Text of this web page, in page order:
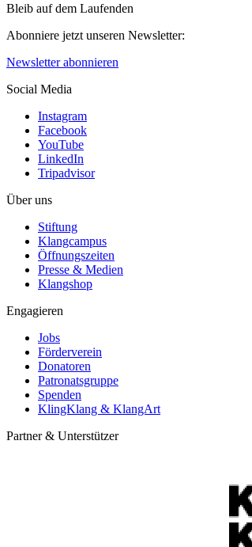
Bleib auf dem Laufenden
Abonniere jetzt unseren Newsletter:
Newsletter abonnieren
Social Media
Instagram
Facebook
YouTube
LinkedIn
Tripadvisor
Über uns
Stiftung
Klangcampus
Öffnungszeiten
Presse & Medien
Klangshop
Engagieren
Jobs
Förderverein
Donatoren
Patronatsgruppe
Spenden
KlingKlang & KlangArt
Partner & Unterstützer